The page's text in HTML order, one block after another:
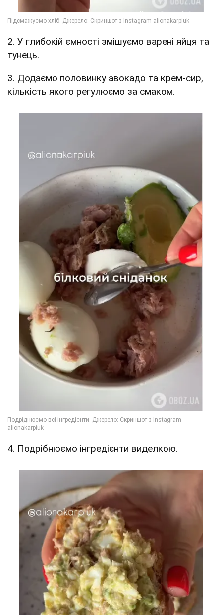
2. У глибокій ємності змішуємо варені яйця та
тунець.
3. Додаємо половинку авокадо та крем-сир,
кількість якого регулюємо за смаком.
4. Подрібнюємо інгредієнти виделкою.